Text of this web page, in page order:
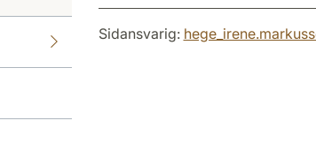
Sidansvarig: